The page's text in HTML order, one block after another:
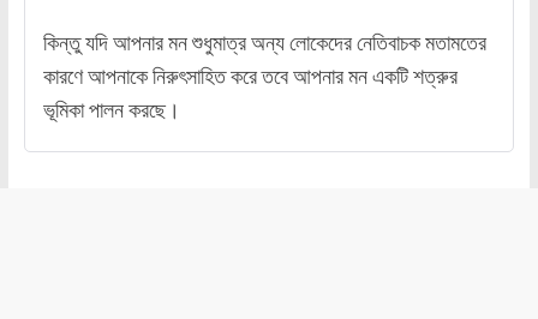
কিন্তু যদি আপনার মন শুধুমাত্র অন্য লোকেদের নেতিবাচক মতামতের
কারণে আপনাকে নিরুৎসাহিত করে তবে আপনার মন একটি শত্রুর
ভূমিকা পালন করছে।